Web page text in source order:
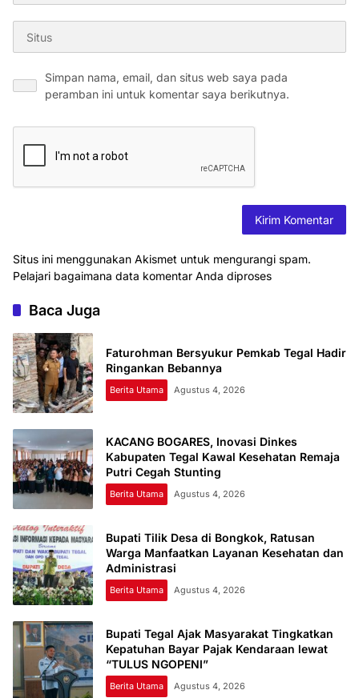
Simpan nama, email, dan situs web saya pada
peramban ini untuk komentar saya berikutnya.
Situs ini menggunakan Akismet untuk mengurangi spam.
Pelajari bagaimana data komentar Anda diproses
Baca Juga
Faturohman Bersyukur Pemkab Tegal Hadir
Ringankan Bebannya
Berita Utama Agustus 4, 2026
KACANG BOGARES, Inovasi Dinkes
Kabupaten Tegal Kawal Kesehatan Remaja
Putri Cegah Stunting
Berita Utama Agustus 4, 2026
Bupati Tilik Desa di Bongkok, Ratusan
Warga Manfaatkan Layanan Kesehatan dan
Administrasi
Berita Utama Agustus 4, 2026
Bupati Tegal Ajak Masyarakat Tingkatkan
Kepatuhan Bayar Pajak Kendaraan lewat
“TULUS NGOPENI”
Berita Utama Agustus 4, 2026